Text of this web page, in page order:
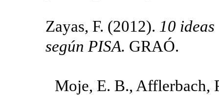
Zayas, F. (2012). 10
según PISA. GRAÓ.
Moje, E. B., Afflerbach,